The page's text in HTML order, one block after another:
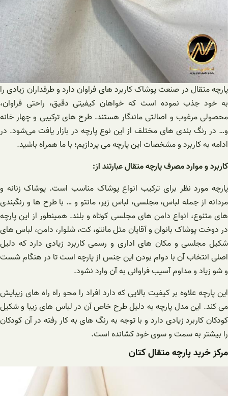
پارچه متقال در صنعت پوشاک کاربرد های فراوان دارد و طرفداران زیادی را
به خود جذب نموده است که خواهان کیفیتی دقیق، راحتی فراوان،
محصولی مرغوب و اصالتی ماندگار هستند. طرح های ترکیبی و چهار خانه
و‌‌… در رنگ بندی های مختلف از این نوع پارچه در بازار یافت می‌شود. در
ادامه به کاربرد و مشخصات این پارچه می پردازیم؛ با ما همراه باشید.
کاربرد و موارد مصرف پارچه متقال عبارتند از:
پارچه مورد نظر برای ترکیب انواع پوشاک مناسب است. پوشاک زنانه و
مردانه از جمله لباس، مجلسی، لباس زیر، مانتو و … با طرح ها و رنگبندی
های متنوع، انواع دامن های مجلسی کوتاه و بلند. همینطور از این پارچه
در دوخت پوشاک بانوان و آقایان مثل مانتو، کت، شلوار، دامن، لباس های
شکیل مجلسی و مکان های اداری و رسمی کاربرد زیادی دارد که دلیل
اصلی انتخاب آن با دوام بودن این جنس از پارچه است تا در هنگام شست
و شو زیاد و مداوم آسیب فراوانی به آن وارد نشود.
این پارچه علاوه بر کیفیت بالایی که دارد افراد را محو راه راه های زیبایش
می کند. این مدل پارچه به دلیل طرح خاص آن در لباس های زیبا و شکیل
کودکان کاربرد زیادی دارد و با توجه به رنگ های به کار رفته در آن کودکان
را بیشتر به سمت و سوی خود کشانده است.
مرکز خرید پارچه متقال کتان